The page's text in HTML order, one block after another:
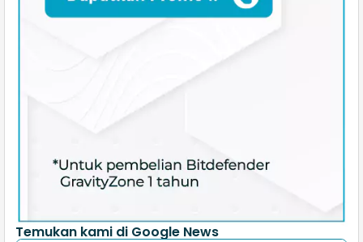
Temukan kami di Google News